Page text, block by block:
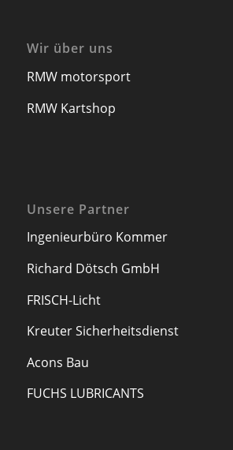
Wir über uns
RMW motorsport
RMW Kartshop
Unsere Partner
Ingenieurbüro Kommer
Richard Dötsch GmbH
FRISCH-Licht
Kreuter Sicherheitsdienst
Acons Bau
FUCHS LUBRICANTS